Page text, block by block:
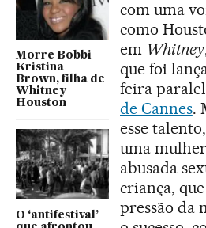
Morre Bobbi
Kristina
Brown, filha de
Whitney
Houston
O ‘antifestival’
com uma
como
em Whitney
que foi
feira
de Cannes.
esse
uma
abusada
criança,
pressão da